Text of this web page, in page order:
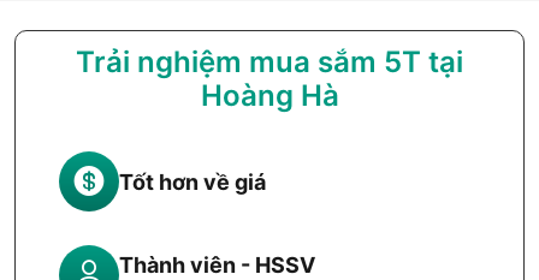
Trải nghiệm mua sắm 5T tại
Hoàng Hà
Tốt hơn về giá
Thành viên - HSSV